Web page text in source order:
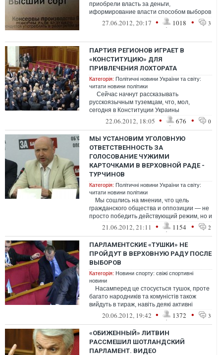
приобрели власть за деньги,
иформирование власти способом выборов
потеряло всякий смысл, народ, какединый
27.06.2012, 20:17 • 1018 • 3
ПАРТИЯ РЕГИОНОВ ИГРАЕТ В
«КОНСТИТУЦИЮ» ДЛЯ
ПРИВЛЕЧЕНИЯ ЛОХТОРАТА
Категорія: Політичні новини України та світу:
читати новини політики
Сейчас начнут рассказывать
русскоязычным туземцам, что, мол,
сегодня в Конституции Украины
государственным языком является ук...
22.06.2012, 18:05 • 676 • 0
МЫ УСТАНОВИМ УГОЛОВНУЮ
ОТВЕТСТВЕННОСТЬ ЗА
ГОЛОСОВАНИЕ ЧУЖИМИ
КАРТОЧКАМИ В ВЕРХОВНОЙ РАДЕ -
ТУРЧИНОВ
Категорія: Політичні новини України та світу:
читати новини політики
Мы сошлись на мнении, что цель
гражданского общества и оппозиции — не
просто победить действующий режим, но и
создать условия, при ...
21.06.2012, 21:11 • 1154 • 2
ПАРЛАМЕНТСКИЕ «ТУШКИ» НЕ
ПРОЙДУТ В ВЕРХОВНУЮ РАДУ ПОСЛЕ
ВЫБОРОВ
Категорія: Новини спорту: свіжі спортивні
новини
Насамперед це стосується тушок, проте
багато народників та комуністів також
вийдуть в тираж, навіть деякі активні
регіонали, н...
20.06.2012, 19:42 • 1372 • 3
«ОБИЖЕННЫЙ» ЛИТВИН
РАССМЕШИЛ ШОТЛАНДСКИЙ
ПАРЛАМЕНТ. ВИДЕО